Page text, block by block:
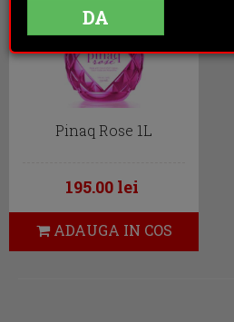
Pinaq Rose 1L
195.00 lei
ADAUGA IN COS
DA